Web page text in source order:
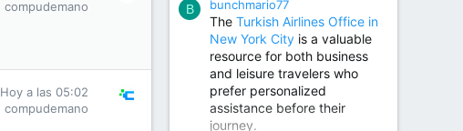
compudemano
Hoy a las 05:02
compudemano
improved joint function,
helping patients return to an
active and comfortable
lifestyle.
Orthopedic Surgeon in Kondapur | Best Orthopedic Doctor in Kondapur | Dr. M. Ranganath Reddy
B bunchmario77
The Turkish Airlines Office in
New York City is a valuable
resource for both business
and leisure travelers who
prefer personalized
assistance before their
journey.